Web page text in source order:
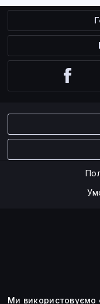
Ми